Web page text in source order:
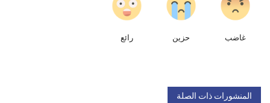
غاضب حزين رائع
المنشورات ذات الصلة